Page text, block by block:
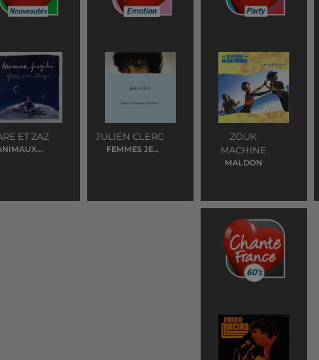
ET ZAZ JULIEN CLERC
FEMMES JE
ZOUK
MACHINE
MALDON